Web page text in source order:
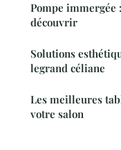
Pompe immergée
découvrir
Solutions
legrand céliane
Les meilleures
votre salon